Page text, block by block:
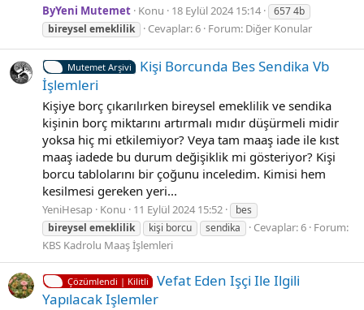
ByYeni Mutemet Konu 18 Eylül 2024 15:14
657 4b
bireysel emeklilik Cevaplar: 6 Forum: Diğer Konular
Mutemet Arşivi
Kişi Borcunda Bes Sendika Vb
İşlemleri
Kişiye borç çıkarılırken bireysel emeklilik ve sendika
kişinin borç miktarını artırmalı mıdır düşürmeli midir
yoksa hiç mi etkilemiyor? Veya tam maaş iade ile kıst
maaş iadede bu durum değişiklik mi gösteriyor? Kişi
borcu tablolarını bir çoğunu inceledim. Kimisi hem
kesilmesi gereken yeri...
YeniHesap Konu 11 Eylül 2024 15:52
bes
bireysel emeklilik kişi borcu sendika Cevaplar: 6 Forum:
KBS Kadrolu Maaş İşlemleri
Çözümlendi | Kilitli
Vefat Eden Işçi Ile Ilgili
Yapılacak Işlemler